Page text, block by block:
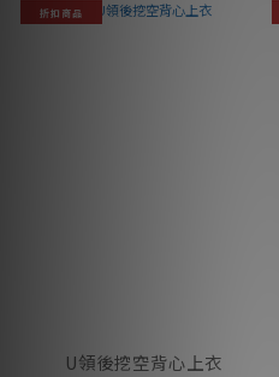
折扣商品
U領後挖空背心上衣